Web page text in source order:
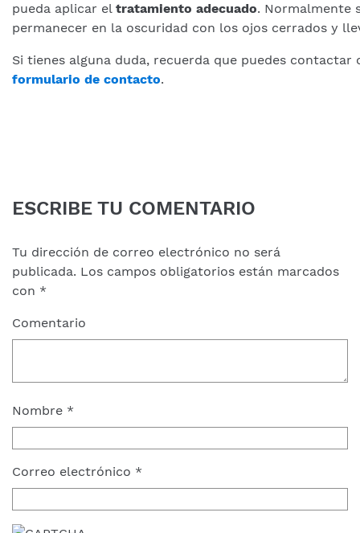
pueda aplicar el tratamiento adecuado. Normalmente
permanecer en la oscuridad con los ojos cerrados y
Si tienes alguna duda, recuerda que puedes
formulario de contacto.
ESCRIBE TU COMENTARIO
Tu dirección de correo electrónico no será
publicada. Los campos obligatorios están marcados
con *
Comentario
Nombre *
Correo electrónico *